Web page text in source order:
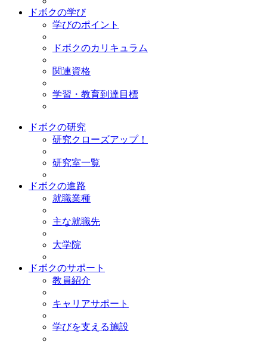
ドボクの学び
学びのポイント
ドボクのカリキュラム
関連資格
学習・教育到達目標
ドボクの研究
研究クローズアップ！
研究室一覧
ドボクの進路
就職業種
主な就職先
大学院
ドボクのサポート
教員紹介
キャリアサポート
学びを支える施設